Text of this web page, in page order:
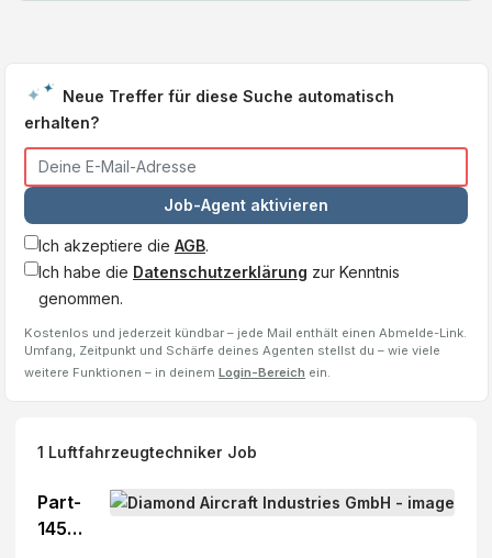
Neue Treffer für diese Suche automatisch
erhalten?
Job-Agent aktivieren
Ich akzeptiere die AGB.
Ich habe die Datenschutzerklärung zur Kenntnis
genommen.
Kostenlos und jederzeit kündbar – jede Mail enthält einen Abmelde-Link.
Umfang, Zeitpunkt und Schärfe deines Agenten stellst du – wie viele
weitere Funktionen – in deinem Login-Bereich ein.
1 Luftfahrzeugtechniker Job
Part-
145